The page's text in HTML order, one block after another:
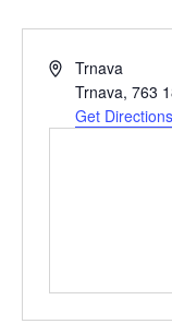
Address
Trnava
Trnava, 763
Get Directions